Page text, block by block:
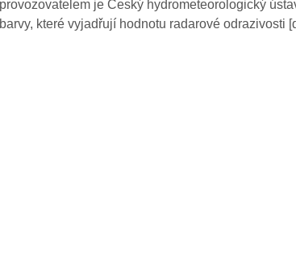
provozovatelem je Český hydrometeorologický
barvy, které vyjadřují hodnotu radarové odrazivosti